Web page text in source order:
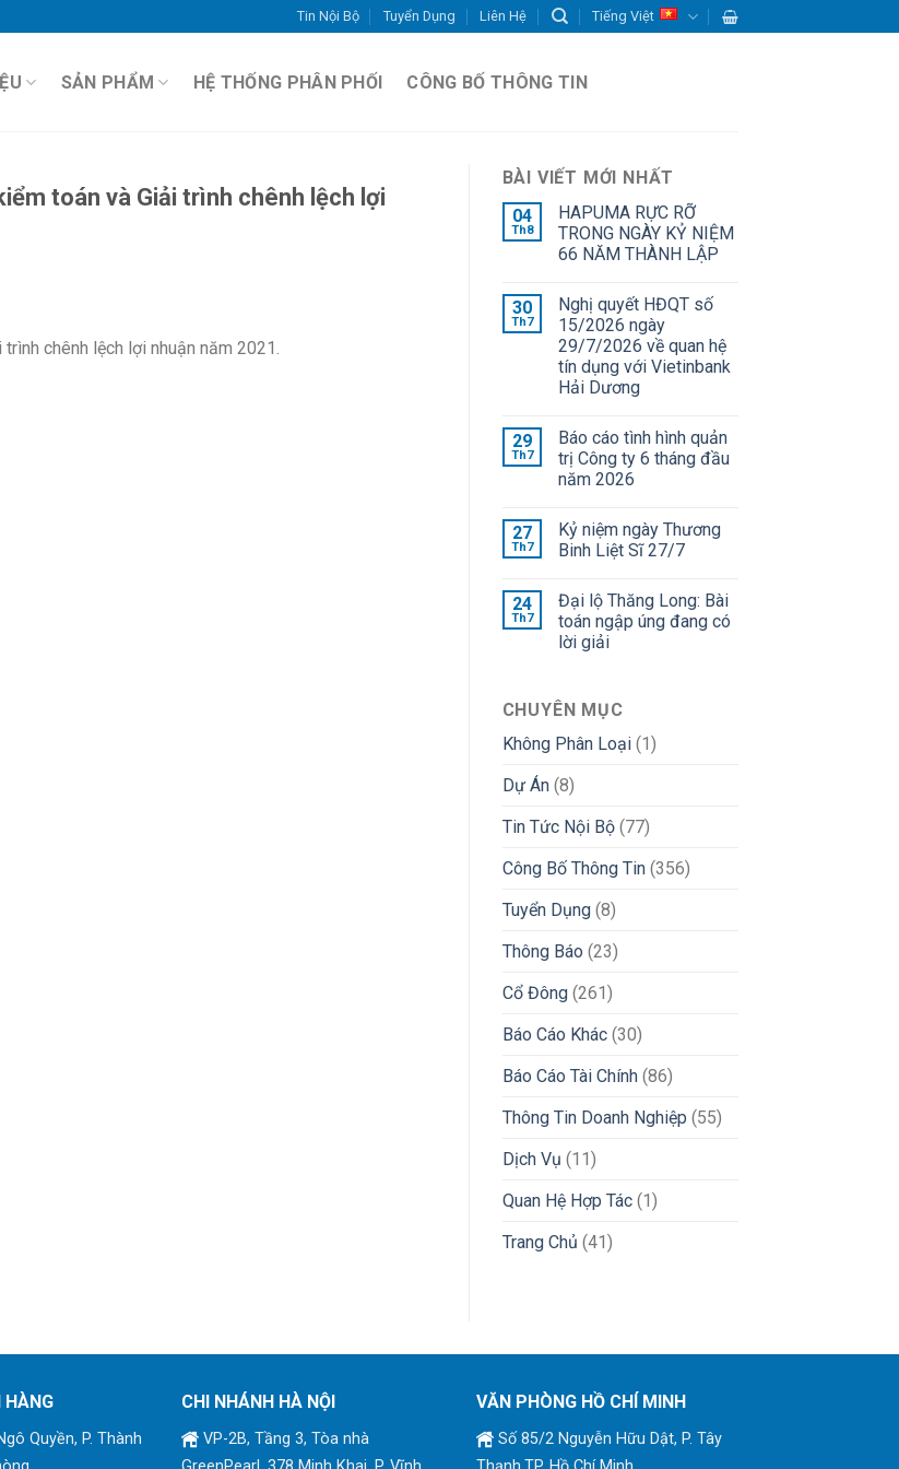
Tin Nội Bộ Tuyển Dụng Liên Hệ Tiếng Việt
SẢN PHẨM HỆ THỐNG PHÂN PHỐI CÔNG BỐ THÔNG TIN
toán và Giải trình chênh lệch lợi
chênh lệch lợi nhuận năm 2021.
BÀI VIẾT MỚI NHẤT
04
Th8
HAPUMA RỰC RỠ
TRONG NGÀY KỶ NIỆM
66 NĂM THÀNH LẬP
30
Th7
Nghị quyết HĐQT số
15/2026 ngày
29/7/2026 về quan hệ
tín dụng với Vietinbank
Hải Dương
29
Th7
Báo cáo tình hình quản
trị Công ty 6 tháng đầu
năm 2026
27
Th7
Kỷ niệm ngày Thương
Binh Liệt Sĩ 27/7
24
Th7
Đại lộ Thăng Long: Bài
toán ngập úng đang có
lời giải
CHUYÊN MỤC
Không Phân Loại(1)
Dự Án(8)
Tin Tức Nội Bộ(77)
Công Bố Thông Tin(356)
Tuyển Dụng(8)
Thông Báo (23)
Cổ Đông(261)
Báo Cáo Khác(30)
Báo Cáo Tài Chính(86)
Thông Tin Doanh Nghiệp (55)
Dịch Vụ (11)
Quan Hệ Hợp Tác(1)
Trang Chủ (41)
HÀNG
Quyền, P. Thành
CHI NHÁNH HÀ NỘI
VP-2B, Tầng 3, Tòa nhà
VĂN PHÒNG HỒ CHÍ MINH
Số 85/2 Nguyễn Hữu Dật, P. Tây